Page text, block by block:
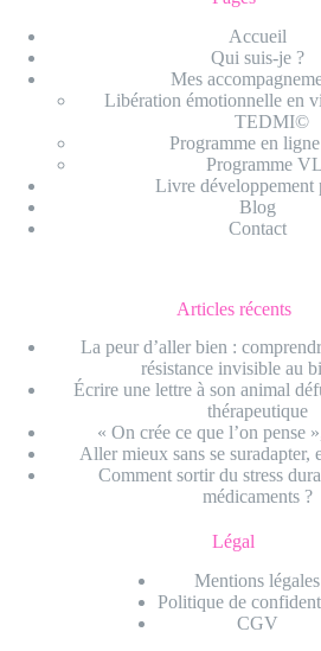
Accueil
Qui suis-je ?
Mes
Libération émotionnelle en
TEDMI©
Programme en
Programme
Livre développement
Blog
Contact
Articles récents
La peur d’aller bien :
résistance invisible au
Écrire une lettre à son animal
thérapeutique
« On crée ce que l’on pense
Aller mieux sans se suradapter,
Comment sortir du stress
médicaments ?
Légal
Mentions légales
Politique de
CGV